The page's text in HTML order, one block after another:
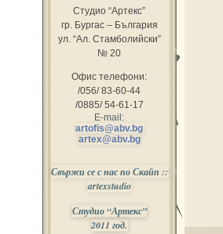
Студио “Артекс”
гр. Бургас – България
ул. “Ал. Стамболийски”
№ 20
Офис телефони:
/056/ 83-60-44
/0885/ 54-61-17
E-mail:
artofis@abv.bg
artex@abv.bg
Свържи се с нас по Скайп ::
artexstudio
Студио “Артекс”
2011 год.